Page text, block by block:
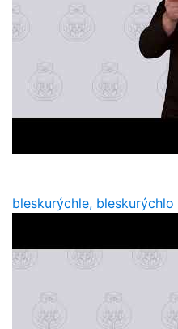
bleskurýchle, bleskurýchlo